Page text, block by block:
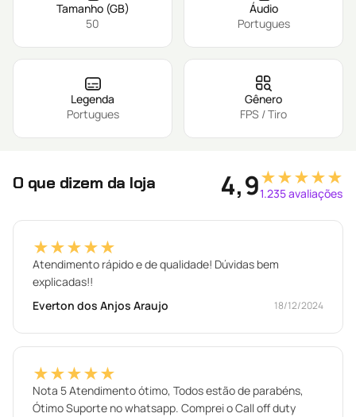
Tamanho (GB)
50
Áudio
Portugues
Legenda
Portugues
Gênero
FPS / Tiro
O que dizem da loja 4,9★★★★★
1.235 avaliações
★★★★★
Atendimento rápido e de qualidade! Dúvidas bem
explicadas!!
Everton dos Anjos Araujo
18/12/2024
★★★★★
Nota 5 Atendimento ótimo, Todos estão de parabéns,
Ótimo Suporte no whatsapp. Comprei o Call off duty